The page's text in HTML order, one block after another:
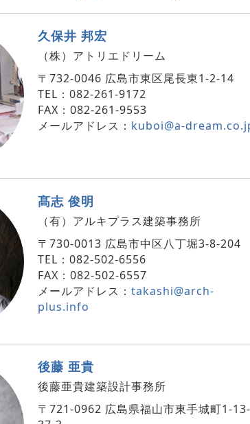
久保井 邦宏
（株）アトリエドリーム
〒732-0046 広島市東区尾長東1-2-14
TEL：082-261-9172
FAX：082-261-9553
メールアドレス： kuboi@a-
髙志 俊明
（有）アルキプラス建築事務所
〒730-0013 広島市中区八丁堀3-8-204
TEL：082-502-6556
FAX：082-502-6557
メールアドレス： takashi@arch-
plus.info
後藤 亜貴
後藤亜貴建築設計事務所
〒721-0962 広島県福山市東手城町1-13-